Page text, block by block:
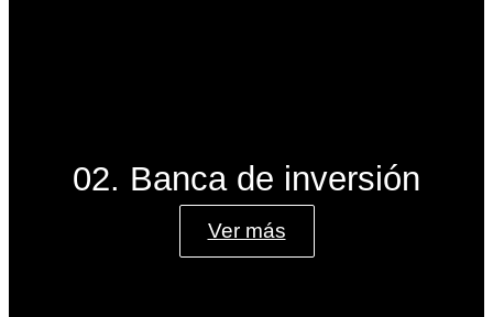
02. Banca de inversión
Ver más